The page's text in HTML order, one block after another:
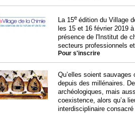
La 15e édition du Village
les 15 et 16 février 2019
présence de l'Institut de
secteurs professionnels
Pour s'inscrire
Qu’elles soient
depuis des millénaires.
archéologiques, mais
coexistence, alors qu’a
interdisciplinaire